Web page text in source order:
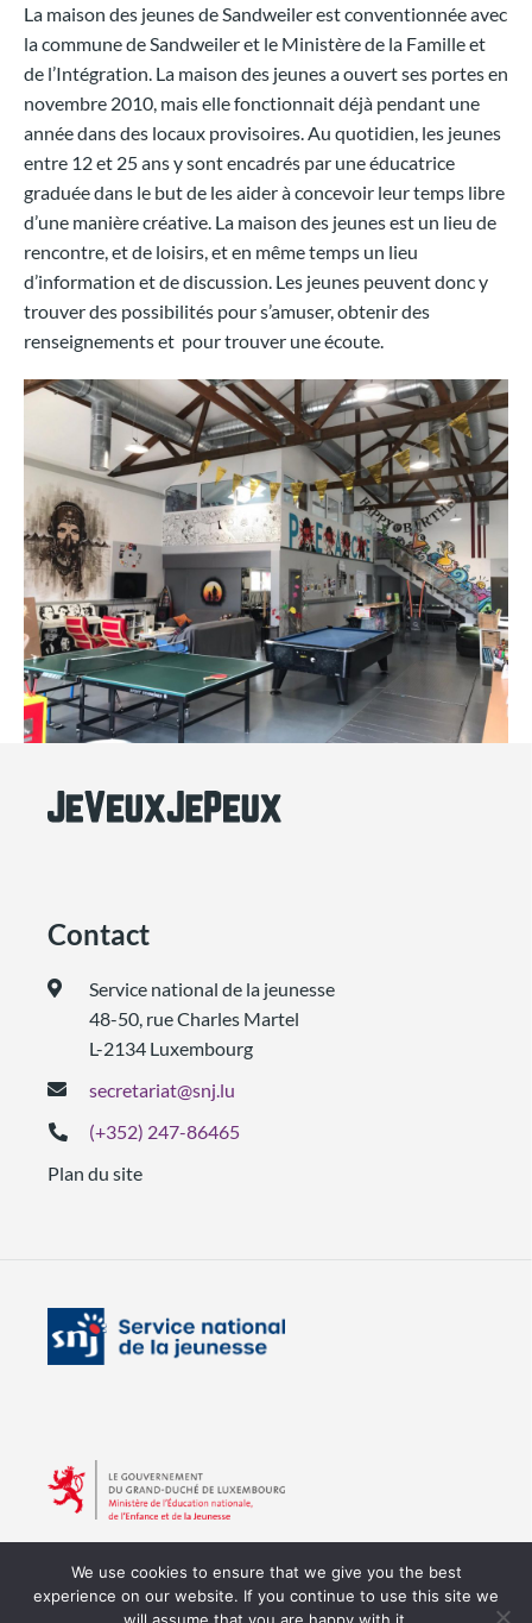
La maison des jeunes de Sandweiler est conventionnée avec
la commune de Sandweiler et le Ministère de la Famille et
de l’Intégration. La maison des jeunes a ouvert ses portes en
novembre 2010, mais elle fonctionnait déjà pendant une
année dans des locaux provisoires. Au quotidien, les jeunes
entre 12 et 25 ans y sont encadrés par une éducatrice
graduée dans le but de les aider à concevoir leur temps libre
d’une manière créative. La maison des jeunes est un lieu de
rencontre, et de loisirs, et en même temps un lieu
d’information et de discussion. Les jeunes peuvent donc y
trouver des possibilités pour s’amuser, obtenir des
renseignements et pour trouver une écoute.
Contact
Service national de la jeunesse
48-50, rue Charles Martel
L-2134 Luxembourg
secretariat@snj.lu
(+352) 247-86465
Plan du site
We use cookies to ensure that we give you the best
experience on our website. If you continue to use this site we